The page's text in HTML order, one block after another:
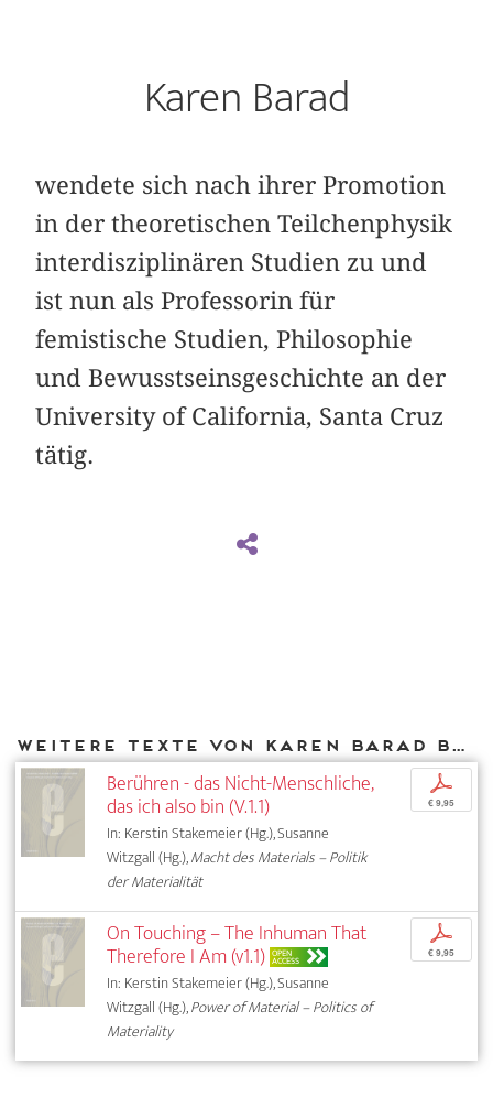
Karen Barad
wendete sich nach ihrer Promotion
in der theoretischen Teilchenphysik
interdisziplinären Studien zu und
ist nun als Professorin für
femistische Studien, Philosophie
und Bewusstseinsgeschichte an der
University of California, Santa Cruz
tätig.
Weitere Texte von Karen Barad bei DIAPHANES
Berühren - das Nicht-Menschliche,
das ich also bin (V.1.1)
In: Kerstin Stakemeier (Hg.), Susanne
Witzgall (Hg.),Macht des Materials – Politik
der Materialität
p
€ 9,95
On Touching – The Inhuman That
Therefore I Am (v1.1) OPEN
ACCESS
In: Kerstin Stakemeier (Hg.), Susanne
Witzgall (Hg.),Power of Material – Politics of
Materiality
p
€ 9,95